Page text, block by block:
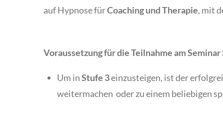
auf Hypnose fürCoaching und Therapie, mit
Voraussetzung für die Teilnahme am Seminar
Um inStufe 3einzusteigen, ist der
weitermachen oder zu einem beliebigen